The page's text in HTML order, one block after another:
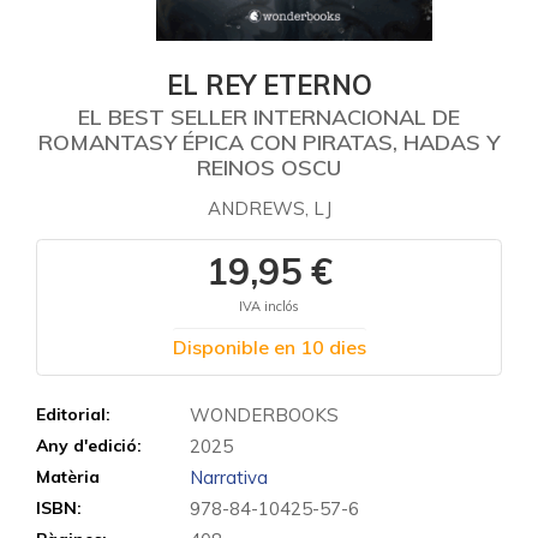
EL REY ETERNO
EL BEST SELLER INTERNACIONAL DE
ROMANTASY ÉPICA CON PIRATAS, HADAS Y
REINOS OSCU
ANDREWS, LJ
19,95 €
IVA inclós
Disponible en 10 dies
Editorial: WONDERBOOKS
Any d'edició: 2025
Matèria Narrativa
ISBN: 978-84-10425-57-6